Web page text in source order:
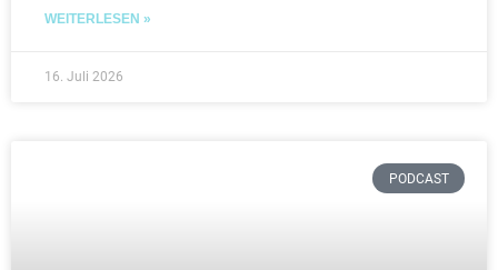
WEITERLESEN »
16. Juli 2026
PODCAST